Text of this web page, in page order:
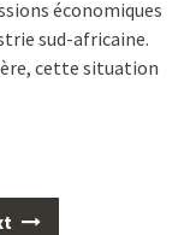
économiques
sud-africaine.
cette situation